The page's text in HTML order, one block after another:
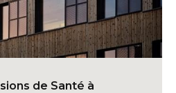
de Santé à